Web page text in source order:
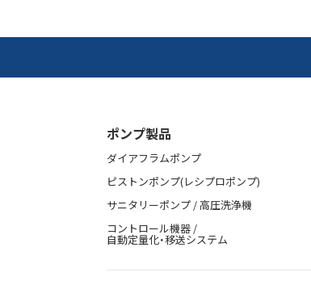
ポンプ製品
ダイアフラムポンプ
ピストンポンプ(レシプロポンプ)
サニタリーポンプ / 高圧洗浄機
コントロール機器 /
自動定量化・移送システム